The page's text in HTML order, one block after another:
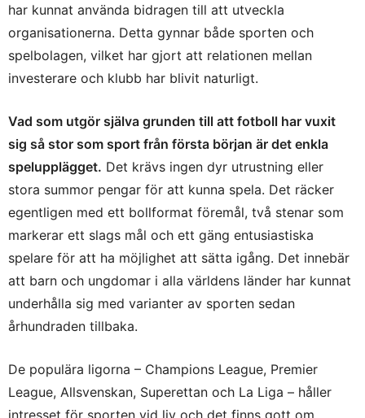
har kunnat använda bidragen till att utveckla
organisationerna. Detta gynnar både sporten och
spelbolagen, vilket har gjort att relationen mellan
investerare och klubb har blivit naturligt.
Vad som utgör själva grunden till att fotboll har vuxit
sig så stor som sport från första början är det enkla
spelupplägget. Det krävs ingen dyr utrustning eller
stora summor pengar för att kunna spela. Det räcker
egentligen med ett bollformat föremål, två stenar som
markerar ett slags mål och ett gäng entusiastiska
spelare för att ha möjlighet att sätta igång. Det innebär
att barn och ungdomar i alla världens länder har kunnat
underhålla sig med varianter av sporten sedan
århundraden tillbaka.
De populära ligorna – Champions League, Premier
League, Allsvenskan, Superettan och La Liga – håller
intresset för sporten vid liv och det finns gott om